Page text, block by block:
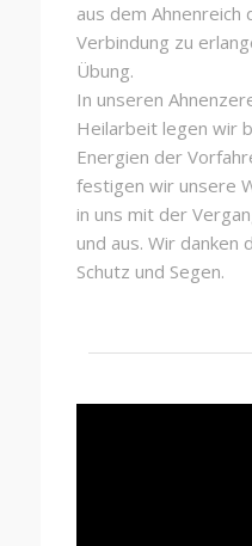
aus dem Ahnenreich
Verbindung zu
Übung.
In unseren
Heilarbeit legen wir
Energien der
festigen wir unsere
in uns mit der
und aus. Wir danken
Schutz und Segen.